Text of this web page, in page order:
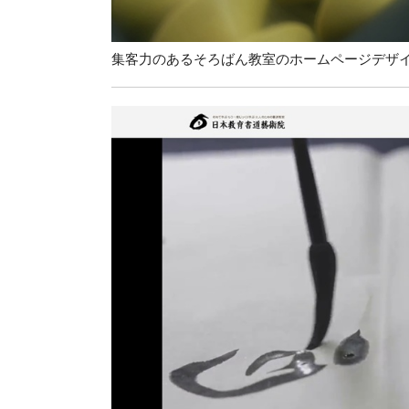
集客力のあるそろばん教室のホームページデザ